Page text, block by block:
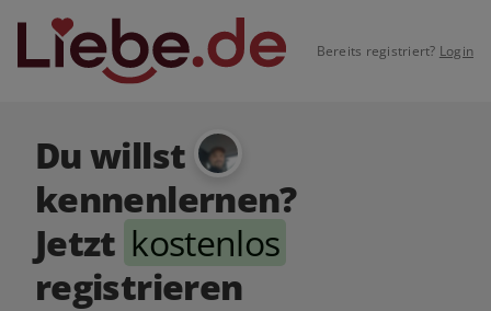
Bereits registriert? Login
Du willst
kennenlernen?
Jetzt kostenlos
registrieren